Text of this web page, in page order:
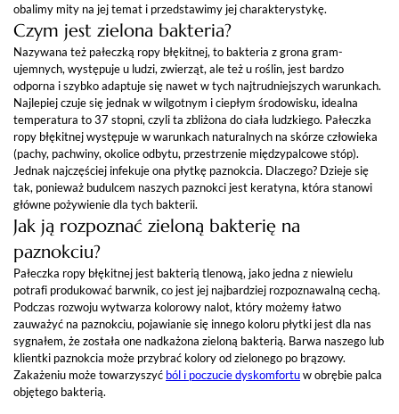
obalimy mity na jej temat i przedstawimy jej charakterystykę.
Czym jest zielona bakteria?
Nazywana też pałeczką ropy błękitnej, to bakteria z grona gram-
ujemnych, występuje u ludzi, zwierząt, ale też u roślin, jest bardzo
odporna i szybko adaptuje się nawet w tych najtrudniejszych warunkach.
Najlepiej czuje się jednak w wilgotnym i ciepłym środowisku, idealna
temperatura to 37 stopni, czyli ta zbliżona do ciała ludzkiego. Pałeczka
ropy błękitnej występuje w warunkach naturalnych na skórze człowieka
(pachy, pachwiny, okolice odbytu, przestrzenie międzypalcowe stóp).
Jednak najczęściej infekuje ona płytkę paznokcia. Dlaczego? Dzieje się
tak, ponieważ budulcem naszych paznokci jest keratyna, która stanowi
główne pożywienie dla tych bakterii.
Jak ją rozpoznać zieloną bakterię na
paznokciu?
Pałeczka ropy błękitnej jest bakterią tlenową, jako jedna z niewielu
potrafi produkować barwnik, co jest jej najbardziej rozpoznawalną cechą.
Podczas rozwoju wytwarza kolorowy nalot, który możemy łatwo
zauważyć na paznokciu, pojawianie się innego koloru płytki jest dla nas
sygnałem, że została one nadkażona zieloną bakterią. Barwa naszego lub
klientki paznokcia może przybrać kolory od zielonego po brązowy.
Zakażeniu może towarzyszyć ból i poczucie dyskomfortuw obrębie palca
objętego bakterią.